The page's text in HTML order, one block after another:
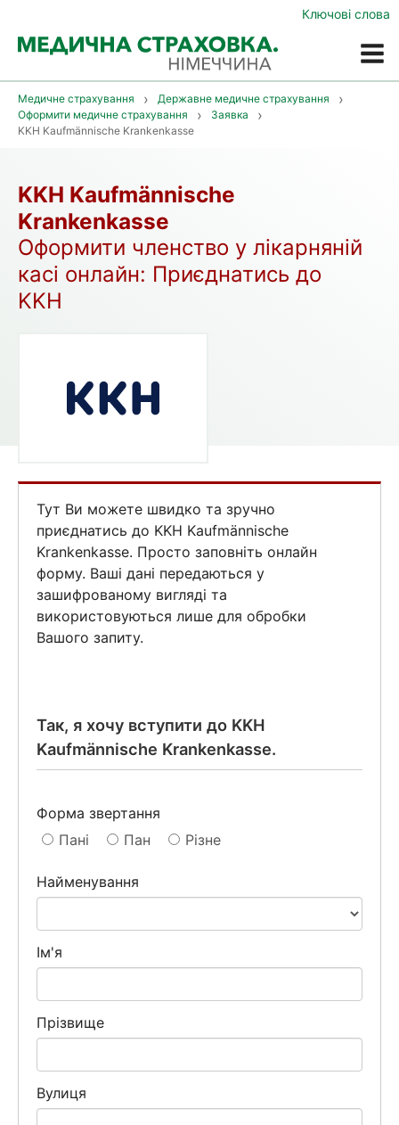
Меню
Ключові слова
Медичне страхування
Державне медичне страхування
Оформити медичне страхування
Заявка
KKH Kaufmännische Krankenkasse
KKH Kaufmännische
Krankenkasse
Оформити членство у лікарняній
касі онлайн: Приєднатись до
KKH
Тут Ви можете швидко та зручно
приєднатись до KKH Kaufmännische
Krankenkasse. Просто заповніть онлайн
форму. Ваші дані передаються у
зашифрованому вигляді та
використовуються лише для обробки
Вашого запиту.
Так, я хочу вступити до KKH
Kaufmännische Krankenkasse.
Форма звертання
Пані
Пан Різне
Найменування
Ім'я
Прізвище
Вулиця